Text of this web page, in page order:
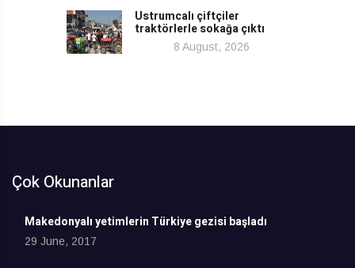
Ustrumcalı çiftçiler
traktörlerle sokağa çıktı
8 August, 2026
Çok Okunanlar
Makedonyalı yetimlerin Türkiye gezisi başladı
29 June, 2017